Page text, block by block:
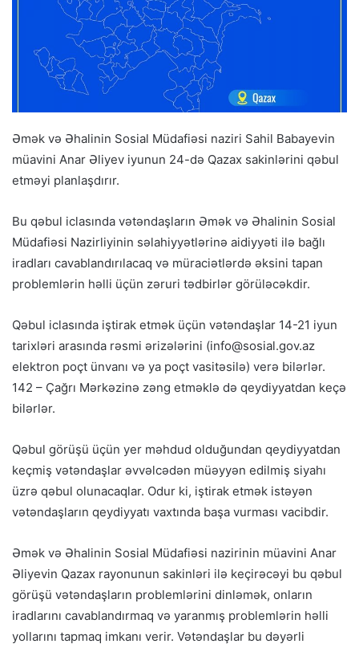
Əmək və Əhalinin Sosial Müdafiəsi naziri Sahil Babayevin
müavini Anar Əliyev iyunun 24-də Qazax sakinlərini qəbul
etməyi planlaşdırır.
Bu qəbul iclasında vətəndaşların Əmək və Əhalinin Sosial
Müdafiəsi Nazirliyinin səlahiyyətlərinə aidiyyəti ilə bağlı
iradları cavablandırılacaq və müraciətlərdə əksini tapan
problemlərin həlli üçün zəruri tədbirlər görüləcəkdir.
Qəbul iclasında iştirak etmək üçün vətəndaşlar 14-21 iyun
tarixləri arasında rəsmi ərizələrini (info@sosial.gov.az
elektron poçt ünvanı və ya poçt vasitəsilə) verə bilərlər.
142 – Çağrı Mərkəzinə zəng etməklə də qeydiyyatdan keçə
bilərlər.
Qəbul görüşü üçün yer məhdud olduğundan qeydiyyatdan
keçmiş vətəndaşlar əvvəlcədən müəyyən edilmiş siyahı
üzrə qəbul olunacaqlar. Odur ki, iştirak etmək istəyən
vətəndaşların qeydiyyatı vaxtında başa vurması vacibdir.
Əmək və Əhalinin Sosial Müdafiəsi nazirinin müavini Anar
Əliyevin Qazax rayonunun sakinləri ilə keçirəcəyi bu qəbul
görüşü vətəndaşların problemlərini dinləmək, onların
iradlarını cavablandırmaq və yaranmış problemlərin həlli
yollarını tapmaq imkanı verir. Vətəndaşlar bu dəyərli